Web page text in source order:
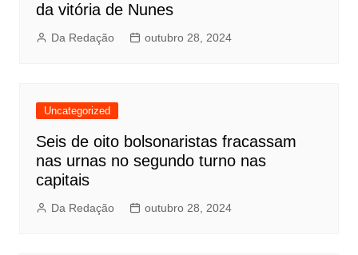
da vitória de Nunes
Da Redação outubro 28, 2024
Uncategorized
Seis de oito bolsonaristas fracassam
nas urnas no segundo turno nas
capitais
Da Redação outubro 28, 2024